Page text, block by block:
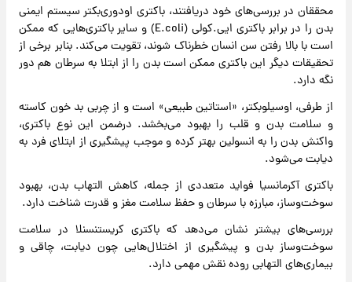
محققان در بررسی‌های خود دریافتند، باکتری اودوری‌بکتر سیستم ایمنی
بدن را در برابر باکتری ایی.‌کولی (E.coli) و سایر باکتری‌هایی که ممکن
است با بالا رفتن سن‌ انسان خطرناک شوند، تقویت می‌کند. بنابر برخی از
تحقیقات دیگر این باکتری ممکن است بدن را از ابتلا به سرطان هم دور
نگه دارد.
از طرفی، اوسیلوبکتر، «استاتین طبیعی» است و از چربی بد خون کاسته
و سلامت بدن و قلب را بهبود می‌بخشد. درضمن این نوع باکتری،
واکنش بدن را به انسولین بهتر کرده و موجب پیشگیری از ابتلای فرد به
دیابت می‌شود.
باکتری آکرمانسیا فواید متعددی از جمله، کاهش التهاب بدن، بهبود
سوخت‌وساز، مبارزه با سرطان و حفظ سلامت مغز و قدرت شناخت دارد.
بررسی‌های بیشتر نشان می‌دهد که باکتری کریستنسنلا در سلامت
سوخت‌وساز بدن و پیشگیری از اختلال‌هایی چون دیابت، چاقی و
بیماری‌های التهابی روده نقش مهمی دارد.